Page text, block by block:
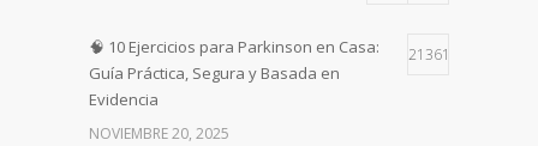
🧠 10 Ejercicios para Parkinson en Casa:
Guía Práctica, Segura y Basada en
Evidencia
21361
NOVIEMBRE 20, 2025